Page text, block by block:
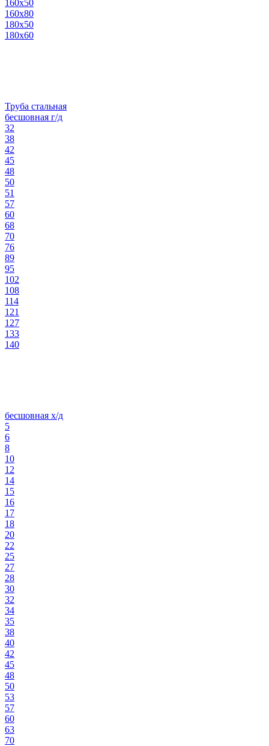
160х50
160х80
180х50
180х60
Труба стальная
бесшовная г/д
32
38
42
45
48
50
51
57
60
68
70
76
89
95
102
108
114
121
127
133
140
бесшовная х/д
5
6
8
10
12
14
15
16
17
18
20
22
25
27
28
30
32
34
35
38
40
42
45
48
50
53
57
60
63
70